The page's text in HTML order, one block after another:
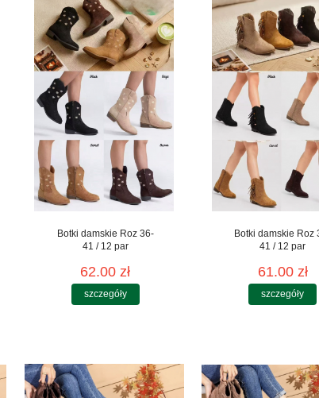
Botki damskie Roz 36-
41 / 12 par
62.00 zł
szczegóły
Botki damskie Roz
41 / 12 par
61.00 zł
szczegóły